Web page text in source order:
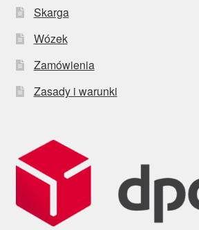
Skarga
Wózek
Zamówienia
Zasady i warunki